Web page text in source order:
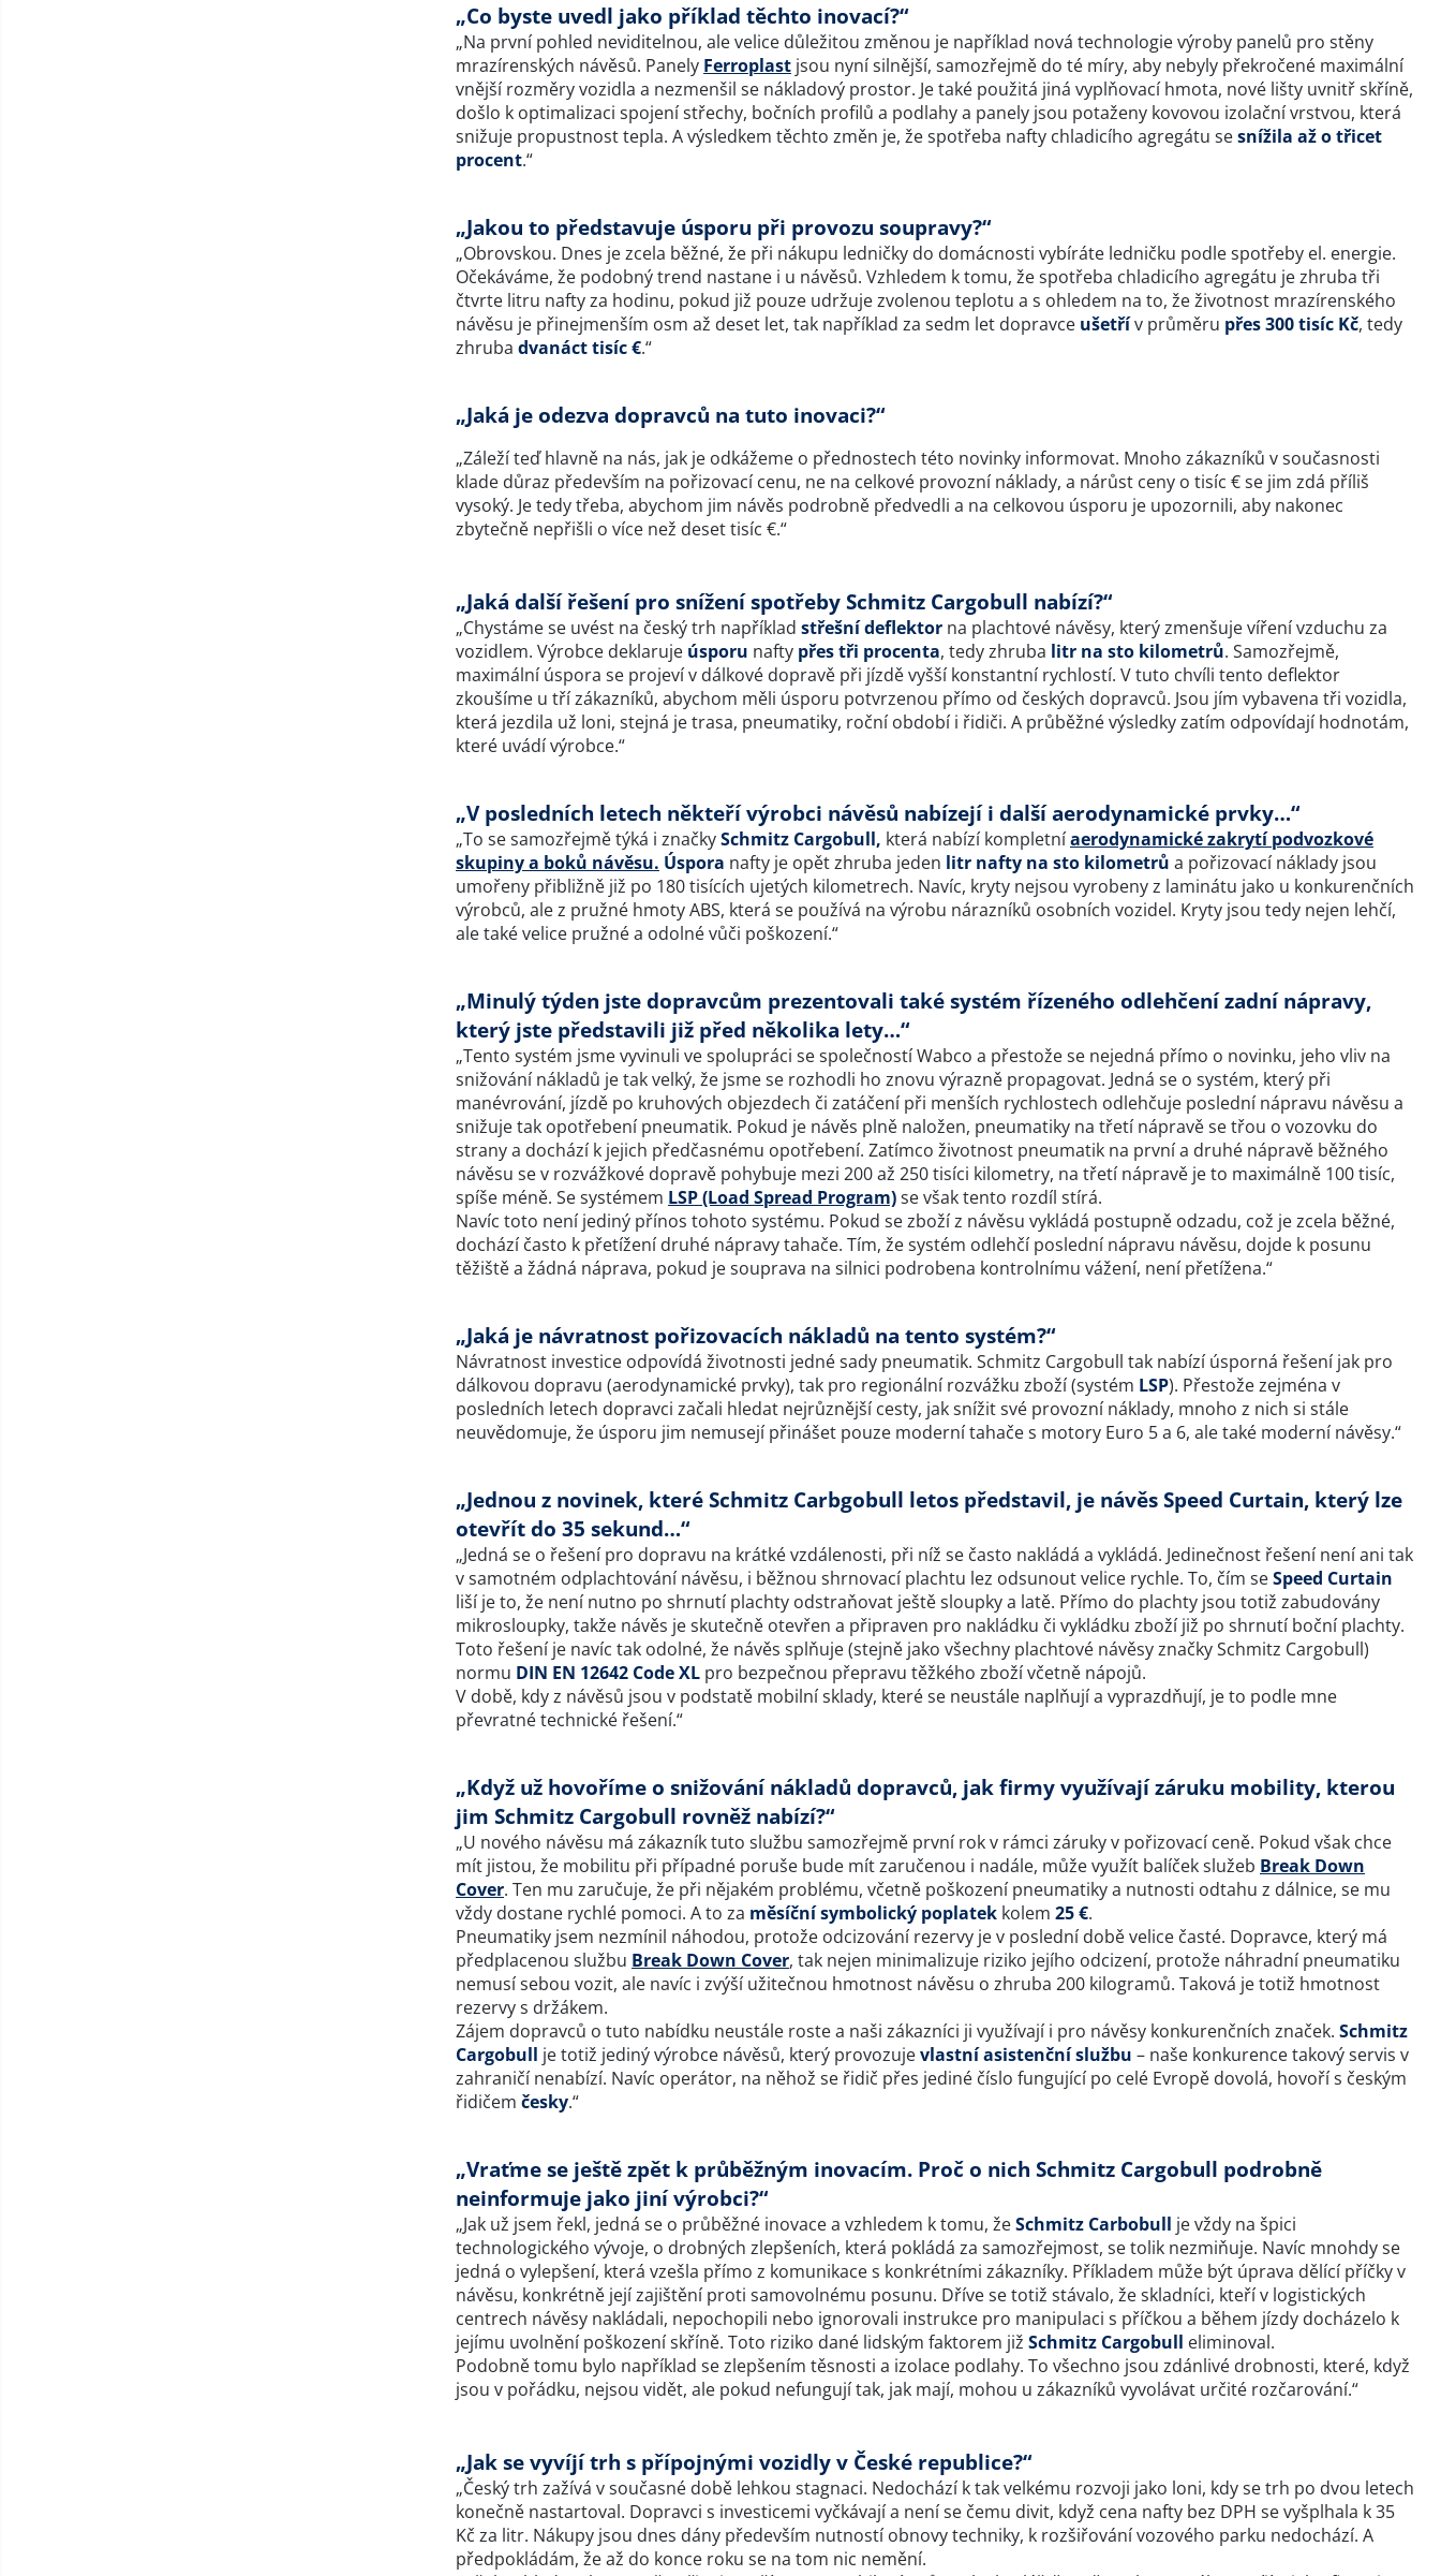
„Co byste uvedl jako příklad těchto inovací?“
„Na první pohled neviditelnou, ale velice důležitou změnou je například nová technologie výroby panelů pro stěny
mrazírenských návěsů. Panely Ferroplast jsou nyní silnější, samozřejmě do té míry, aby nebyly překročené maximální
vnější rozměry vozidla a nezmenšil se nákladový prostor. Je také použitá jiná vyplňovací hmota, nové lišty uvnitř skříně,
došlo k optimalizaci spojení střechy, bočních profilů a podlahy a panely jsou potaženy kovovou izolační vrstvou, která
snižuje propustnost tepla. A výsledkem těchto změn je, že spotřeba nafty chladicího agregátu sesnížila až o třicet
procent.“
„Jakou to představuje úsporu při provozu soupravy?“
„Obrovskou. Dnes je zcela běžné, že při nákupu ledničky do domácnosti vybíráte ledničku podle spotřeby el. energie.
Očekáváme, že podobný trend nastane i u návěsů. Vzhledem k tomu, že spotřeba chladicího agregátu je zhruba tři
čtvrte litru nafty za hodinu, pokud již pouze udržuje zvolenou teplotu a s ohledem na to, že životnost mrazírenského
návěsu je přinejmenším osm až deset let, tak například za sedm let dopravce ušetřív průměru přes 300 tisíc Kč, tedy
zhruba dvanáct tisíc €.“
„Jaká je odezva dopravců na tuto inovaci?“
„Záleží teď hlavně na nás, jak je odkážeme o přednostech této novinky informovat. Mnoho zákazníků v současnosti
klade důraz především na pořizovací cenu, ne na celkové provozní náklady, a nárůst ceny o tisíc € se jim zdá příliš
vysoký. Je tedy třeba, abychom jim návěs podrobně předvedli a na celkovou úsporu je upozornili, aby nakonec
zbytečně nepřišli o více než deset tisíc €.“
„Jaká další řešení pro snížení spotřeby Schmitz Cargobull nabízí?“
„Chystáme se uvést na český trh například střešní deflektor na plachtové návěsy, který zmenšuje víření vzduchu za
vozidlem. Výrobce deklaruje úsporu nafty přes tři procenta, tedy zhruba litr na sto kilometrů. Samozřejmě,
maximální úspora se projeví v dálkové dopravě při jízdě vyšší konstantní rychlostí. V tuto chvíli tento deflektor
zkoušíme u tří zákazníků, abychom měli úsporu potvrzenou přímo od českých dopravců. Jsou jím vybavena tři vozidla,
která jezdila už loni, stejná je trasa, pneumatiky, roční období i řidiči. A průběžné výsledky zatím odpovídají hodnotám,
které uvádí výrobce.“
„V posledních letech někteří výrobci návěsů nabízejí i další aerodynamické prvky…“
„To se samozřejmě týká i značkySchmitz Cargobull, která nabízí kompletníaerodynamické zakrytí podvozkové
skupiny a boků návěsu. Úspora nafty je opět zhruba jeden litr nafty na sto kilometrů a pořizovací náklady jsou
umořeny přibližně již po 180 tisících ujetých kilometrech. Navíc, kryty nejsou vyrobeny z laminátu jako u konkurenčních
výrobců, ale z pružné hmoty ABS, která se používá na výrobu nárazníků osobních vozidel. Kryty jsou tedy nejen lehčí,
ale také velice pružné a odolné vůči poškození.“
„Minulý týden jste dopravcům prezentovali také systém řízeného odlehčení zadní nápravy,
který jste představili již před několika lety…“
„Tento systém jsme vyvinuli ve spolupráci se společností Wabco a přestože se nejedná přímo o novinku, jeho vliv na
snižování nákladů je tak velký, že jsme se rozhodli ho znovu výrazně propagovat. Jedná se o systém, který při
manévrování, jízdě po kruhových objezdech či zatáčení při menších rychlostech odlehčuje poslední nápravu návěsu a
snižuje tak opotřebení pneumatik. Pokud je návěs plně naložen, pneumatiky na třetí nápravě se třou o vozovku do
strany a dochází k jejich předčasnému opotřebení. Zatímco životnost pneumatik na první a druhé nápravě běžného
návěsu se v rozvážkové dopravě pohybuje mezi 200 až 250 tisíci kilometry, na třetí nápravě je to maximálně 100 tisíc,
spíše méně. Se systémem LSP (Load Spread Program)se však tento rozdíl stírá.
Navíc toto není jediný přínos tohoto systému. Pokud se zboží z návěsu vykládá postupně odzadu, což je zcela běžné,
dochází často k přetížení druhé nápravy tahače. Tím, že systém odlehčí poslední nápravu návěsu, dojde k posunu
těžiště a žádná náprava, pokud je souprava na silnici podrobena kontrolnímu vážení, není přetížena.“
„Jaká je návratnost pořizovacích nákladů na tento systém?“
Návratnost investice odpovídá životnosti jedné sady pneumatik. Schmitz Cargobull tak nabízí úsporná řešení jak pro
dálkovou dopravu (aerodynamické prvky), tak pro regionální rozvážku zboží (systém LSP). Přestože zejména v
posledních letech dopravci začali hledat nejrůznější cesty, jak snížit své provozní náklady, mnoho z nich si stále
neuvědomuje, že úsporu jim nemusejí přinášet pouze moderní tahače s motory Euro 5 a 6, ale také moderní návěsy.“
„Jednou z novinek, které Schmitz Carbgobull letos představil, je návěs Speed Curtain, který lze
otevřít do 35 sekund…“
„Jedná se o řešení pro dopravu na krátké vzdálenosti, při níž se často nakládá a vykládá. Jedinečnost řešení není ani tak
v samotném odplachtování návěsu, i běžnou shrnovací plachtu lez odsunout velice rychle. To, čím seSpeed Curtain
liší je to, že není nutno po shrnutí plachty odstraňovat ještě sloupky a latě. Přímo do plachty jsou totiž zabudovány
mikrosloupky, takže návěs je skutečně otevřen a připraven pro nakládku či vykládku zboží již po shrnutí boční plachty.
Toto řešení je navíc tak odolné, že návěs splňuje (stejně jako všechny plachtové návěsy značky Schmitz Cargobull)
normu DIN EN 12642 Code XL pro bezpečnou přepravu těžkého zboží včetně nápojů.
V době, kdy z návěsů jsou v podstatě mobilní sklady, které se neustále naplňují a vyprazdňují, je to podle mne
převratné technické řešení.“
„Když už hovoříme o snižování nákladů dopravců, jak firmy využívají záruku mobility, kterou
jim Schmitz Cargobull rovněž nabízí?“
„U nového návěsu má zákazník tuto službu samozřejmě první rok v rámci záruky v pořizovací ceně. Pokud však chce
mít jistou, že mobilitu při případné poruše bude mít zaručenou i nadále, může využít balíček služeb Break Down
Cover. Ten mu zaručuje, že při nějakém problému, včetně poškození pneumatiky a nutnosti odtahu z dálnice, se mu
vždy dostane rychlé pomoci. A to za měsíční symbolický poplatek kolem 25 €.
Pneumatiky jsem nezmínil náhodou, protože odcizování rezervy je v poslední době velice časté. Dopravce, který má
předplacenou službu Break Down Cover, tak nejen minimalizuje riziko jejího odcizení, protože náhradní pneumatiku
nemusí sebou vozit, ale navíc i zvýší užitečnou hmotnost návěsu o zhruba 200 kilogramů. Taková je totiž hmotnost
rezervy s držákem.
Zájem dopravců o tuto nabídku neustále roste a naši zákazníci ji využívají i pro návěsy konkurenčních značek. Schmitz
Cargobull je totiž jediný výrobce návěsů, který provozujevlastní asistenční službu – naše konkurence takový servis v
zahraničí nenabízí. Navíc operátor, na něhož se řidič přes jediné číslo fungující po celé Evropě dovolá, hovoří s českým
řidičem česky.“
„Vraťme se ještě zpět k průběžným inovacím. Proč o nich Schmitz Cargobull podrobně
neinformuje jako jiní výrobci?“
„Jak už jsem řekl, jedná se o průběžné inovace a vzhledem k tomu, žeSchmitz Carbobull je vždy na špici
technologického vývoje, o drobných zlepšeních, která pokládá za samozřejmost, se tolik nezmiňuje. Navíc mnohdy se
jedná o vylepšení, která vzešla přímo z komunikace s konkrétními zákazníky. Příkladem může být úprava dělící příčky v
návěsu, konkrétně její zajištění proti samovolnému posunu. Dříve se totiž stávalo, že skladníci, kteří v logistických
centrech návěsy nakládali, nepochopili nebo ignorovali instrukce pro manipulaci s příčkou a během jízdy docházelo k
jejímu uvolnění poškození skříně. Toto riziko dané lidským faktorem již Schmitz Cargobull eliminoval.
Podobně tomu bylo například se zlepšením těsnosti a izolace podlahy. To všechno jsou zdánlivé drobnosti, které, když
jsou v pořádku, nejsou vidět, ale pokud nefungují tak, jak mají, mohou u zákazníků vyvolávat určité rozčarování.“
„Jak se vyvíjí trh s přípojnými vozidly v České republice?“
„Český trh zažívá v současné době lehkou stagnaci. Nedochází k tak velkému rozvoji jako loni, kdy se trh po dvou letech
konečně nastartoval. Dopravci s investicemi vyčkávají a není se čemu divit, když cena nafty bez DPH se vyšplhala k 35
Kč za litr. Nákupy jsou dnes dány především nutností obnovy techniky, k rozšiřování vozového parku nedochází. A
předpokládám, že až do konce roku se na tom nic nemění.